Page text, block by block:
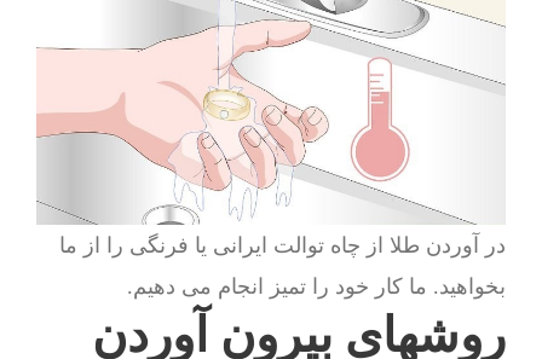
در آوردن طلا از چاه توالت ایرانی یا فرنگی را از ما
بخواهید. ما کار خود را تمیز انجام می دهیم.
روشهای بیرون آوردن